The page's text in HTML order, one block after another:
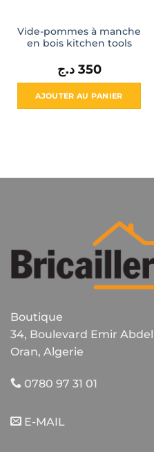
Vide-pommes à manche
en bois kitchen tools
350 د.ج
AJOUTER AU PANIER
Boutique
34, Boulevard Emir
Oran, Algerie
0780 97 31 01
E-MAIL